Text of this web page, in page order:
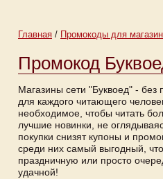
Главная / Промокоды для
Промокод
Магазины сети "Буквоед" - без
для каждого читающего
необходимое, чтобы читать
лучшие новинки, не
покупки снизят купоны и
среди них самый выгодный,
праздничную или просто
удачной!